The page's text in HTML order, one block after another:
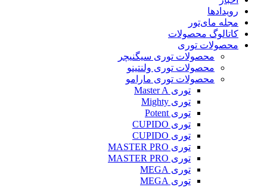
رویدادها
مجله مای‌تور
کاتالوگ محصولات
محصولات توری
محصولات توری سیگنیچر
محصولات توری ولنتینو
محصولات توری مارامو
توری Master A
توری Mighty
توری Potent
توری CUPIDO
توری CUPIDO
توری MASTER PRO
توری MASTER PRO
توری MEGA
توری MEGA